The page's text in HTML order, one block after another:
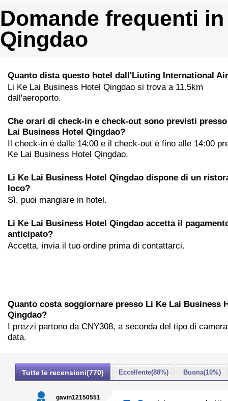
Domande frequenti
Qingdao
Quanto dista questo hotel dall'Liuting International
Li Ke Lai Business Hotel Qingdao si trova a 11.5km
dall'aeroporto.
Che orari di check-in e check-out sono previsti
Lai Business Hotel Qingdao?
Il check-in è dalle 14:00 e il check-out è fino alle 14:00
Ke Lai Business Hotel Qingdao.
Li Ke Lai Business Hotel Qingdao dispone di un
loco?
Sì, puoi mangiare in hotel.
Li Ke Lai Business Hotel Qingdao accetta il
anticipato?
Accetta, invia il tuo ordine prima di contattarci.
Quanto costa soggiornare presso Li Ke Lai Business
Qingdao?
I prezzi partono da CNY308, a seconda del tipo di
data.
Tutte le recensioni(770) Eccellente(88%) Buona(10%)
gavin12150551